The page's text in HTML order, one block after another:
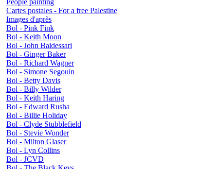
People painting
Cartes postales - For a free Palestine
Images d'après
Bol - Pink Fink
Bol - Keith Moon
Bol - John Baldessari
Bol - Ginger Baker
Bol - Richard Wagner
Bol - Simone Segouin
Bol - Betty Davis
Bol - Billy Wilder
Bol - Keith Haring
Bol - Edward Rusha
Bol - Billie Holiday
Bol - Clyde Stubblefield
Bol - Stevie Wonder
Bol - Milton Glaser
Bol - Lyn Collins
Bol - JCVD